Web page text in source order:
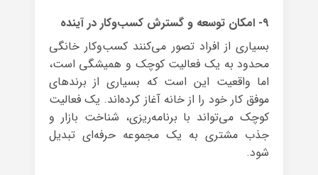
۹- امکان توسعه و گسترش کسب‌وکار در آینده
بسیاری از افراد تصور می‌کنند کسب‌وکار خانگی
محدود به یک فعالیت کوچک و همیشگی است،
اما واقعیت این است که بسیاری از برندهای
موفق کار خود را از خانه آغاز کرده‌اند. یک فعالیت
کوچک می‌تواند با برنامه‌ریزی، شناخت بازار و
جذب مشتری به یک مجموعه حرفه‌ای تبدیل
شود.